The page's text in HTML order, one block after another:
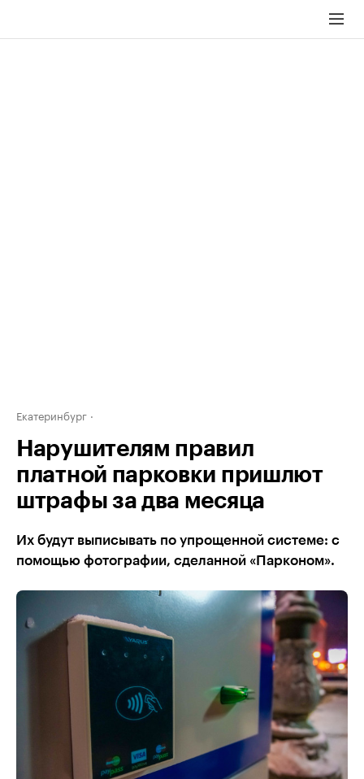
Екатеринбург
Нарушителям правил
платной парковки пришлют
штрафы за два месяца
Их будут выписывать по упрощенной системе: с
помощью фотографии, сделанной «Парконом».